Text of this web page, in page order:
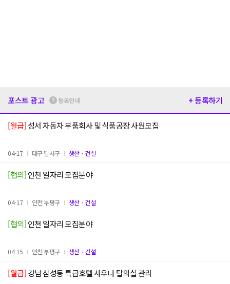
포스트 광고 등록안내 + 등록하기
[월급]성서 자동차 부품회사 및 식품공장 사원모집
04-17 대구 달서구 생산ㆍ건설
[협의]인천 일자리 모집분야
04-17 인천 부평구 생산ㆍ건설
[협의]인천 일자리 모집분야
04-15 인천 부평구 생산ㆍ건설
[월급]강남 삼성동 특급호텔 사우나 탈의실 관리